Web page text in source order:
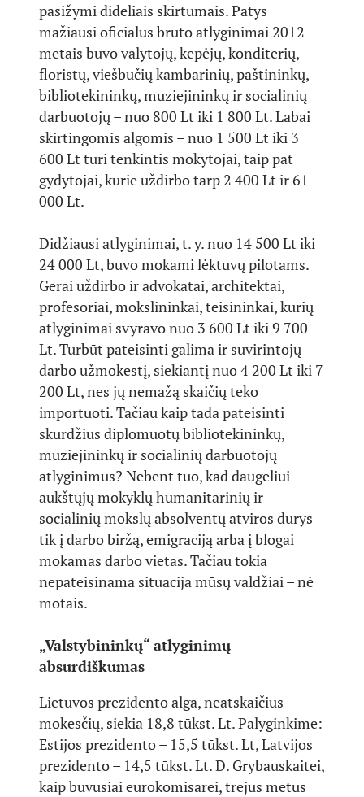
pasižymi dideliais skirtumais. Patys
mažiausi oficialūs bruto atlyginimai 2012
metais buvo valytojų, kepėjų, konditerių,
floristų, viešbučių kambarinių, paštininkų,
bibliotekininkų, muziejininkų ir socialinių
darbuotojų – nuo 800 Lt iki 1 800 Lt. Labai
skirtingomis algomis – nuo 1 500 Lt iki 3
600 Lt turi tenkintis mokytojai, taip pat
gydytojai, kurie uždirbo tarp 2 400 Lt ir 61
000 Lt.
Didžiausi atlyginimai, t. y. nuo 14 500 Lt iki
24 000 Lt, buvo mokami lėktuvų pilotams.
Gerai uždirbo ir advokatai, architektai,
profesoriai, mokslininkai, teisininkai, kurių
atlyginimai svyravo nuo 3 600 Lt iki 9 700
Lt. Turbūt pateisinti galima ir suvirintojų
darbo užmokestį, siekiantį nuo 4 200 Lt iki 7
200 Lt, nes jų nemažą skaičių teko
importuoti. Tačiau kaip tada pateisinti
skurdžius diplomuotų bibliotekininkų,
muziejininkų ir socialinių darbuotojų
atlyginimus? Nebent tuo, kad daugeliui
aukštųjų mokyklų humanitarinių ir
socialinių mokslų absolventų atviros durys
tik į darbo biržą, emigraciją arba į blogai
mokamas darbo vietas. Tačiau tokia
nepateisinama situacija mūsų valdžiai – nė
motais.
„Valstybininkų“ atlyginimų
absurdiškumas
Lietuvos prezidento alga, neatskaičius
mokesčių, siekia 18,8 tūkst. Lt. Palyginkime:
Estijos prezidento – 15,5 tūkst. Lt, Latvijos
prezidento – 14,5 tūkst. Lt. D. Grybauskaitei,
kaip buvusiai eurokomisarei, trejus metus